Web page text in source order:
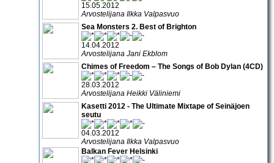
15.05.2012
Arvostelijana Ilkka Valpasvuo
Sea Monsters 2. Best of Brighton
14.04.2012
Arvostelijana Jani Ekblom
Chimes of Freedom – The Songs of Bob Dylan (4CD)
28.03.2012
Arvostelijana Heikki Väliniemi
Kasetti 2012 - The Ultimate Mixtape of Seinäjoen
seutu
04.03.2012
Arvostelijana Ilkka Valpasvuo
Balkan Fever Helsinki